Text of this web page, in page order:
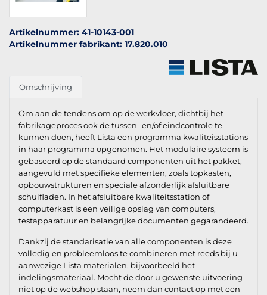
Artikelnummer: 41-10143-001
Artikelnummer fabrikant: 17.820.010
Omschrijving
Om aan de tendens om op de werkvloer, dichtbij het
fabrikageproces ook de tussen- en/of eindcontrole te
kunnen doen, heeft Lista een programma kwaliteisstations
in haar programma opgenomen. Het modulaire systeem is
gebaseerd op de standaard componenten uit het pakket,
aangevuld met specifieke elementen, zoals topkasten,
opbouwstrukturen en speciale afzonderlijk afsluitbare
schuifladen. In het afsluitbare kwaliteitsstation of
computerkast is een veilige opslag van computers,
testapparatuur en belangrijke documenten gegarandeerd.
Dankzij de standarisatie van alle componenten is deze
volledig en probleemloos te combineren met reeds bij u
aanwezige Lista materialen, bijvoorbeeld het
indelingsmateriaal. Mocht de door u gewenste uitvoering
niet op de webshop staan, neem dan contact op met een